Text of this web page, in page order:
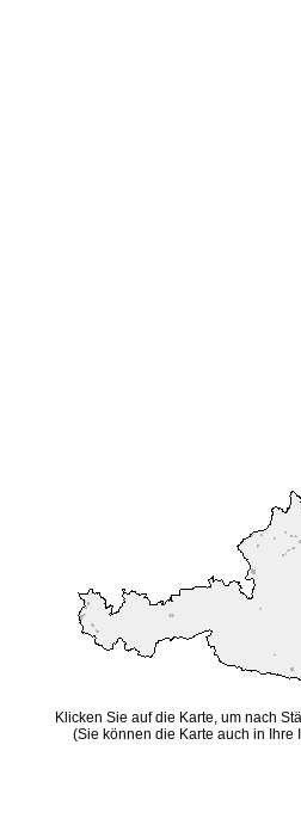
Klicken Sie auf die Karte, um nach
(Sie können die Karte auch in Ihre